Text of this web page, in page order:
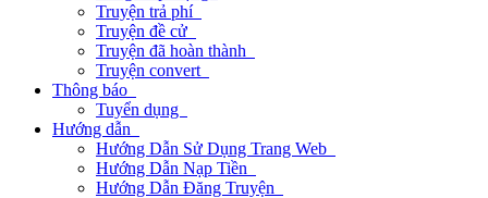
Truyện trả phí
Truyện đề cử
Truyện đã hoàn thành
Truyện convert
Thông báo
Tuyển dụng
Hướng dẫn
Hướng Dẫn Sử Dụng Trang Web
Hướng Dẫn Nạp Tiền
Hướng Dẫn Đăng Truyện